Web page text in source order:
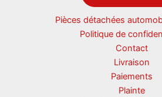
Pièces détachées
Politique de
Contact
Livraison
Paiements
Plainte